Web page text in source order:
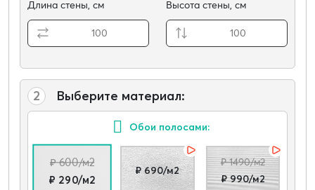
Длина стены, см Высота стены, см
2 Выберите материал:
Обои полосами:
₽ 600/м2
₽ 290/м2
₽ 690/м2
₽ 1490/м2
₽ 990/м2